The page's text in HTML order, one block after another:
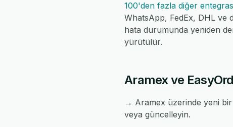
100'den fazla diğer
WhatsApp, FedEx, DHL ve
hata durumunda yeniden
yürütülür.
Aramex ve
→ Aramex üzerinde yeni bir
veya güncelleyin.